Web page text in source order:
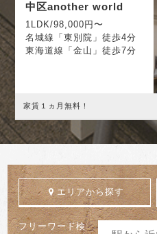
中区another world
1LDK/98,000円〜
名城線「東別院」徒歩4分
東海道線「金山」徒歩7分
家賃１ヵ月無料！
エリアから探す
フリーワード検